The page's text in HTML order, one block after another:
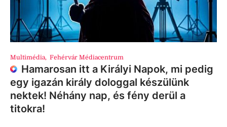
Multimédia, Fehérvár Médiacentrum
Hamarosan itt a Királyi Napok, mi pedig
egy igazán király dologgal készülünk
nektek! Néhány nap, és fény derül a
titokra!